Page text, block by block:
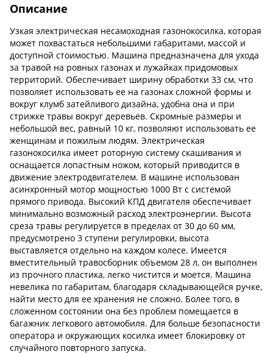
Описание
Узкая электрическая несамоходная газонокосилка, которая
может похвастаться небольшими габаритами, массой и
доступной стоимостью. Машина предназначена для ухода
за травой на ровных газонах и лужайках придомовых
территорий. Обеспечивает ширину обработки 33 см, что
позволяет использовать ее на газонах сложной формы и
вокруг клумб затейливого дизайна, удобна она и при
стрижке травы вокруг деревьев. Скромные размеры и
небольшой вес, равный 10 кг, позволяют использовать ее
женщинам и пожилым людям. Электрическая
газонокосилка имеет роторную систему скашивания и
оснащается лопастным ножом, который приводится в
движение электродвигателем. В машине использован
асинхронный мотор мощностью 1000 Вт с системой
прямого привода. Высокий КПД двигателя обеспечивает
минимально возможный расход электроэнергии. Высота
среза травы регулируется в пределах от 30 до 60 мм,
предусмотрено 3 ступени регулировки, высота
выставляется отдельно на каждом колесе. Имеется
вместительный травосборник объемом 28 л, он выполнен
из прочного пластика, легко чистится и моется. Машина
невелика по габаритам, благодаря складывающейся ручке,
найти место для ее хранения не сложно. Более того, в
сложенном состоянии она без проблем помещается в
багажник легкового автомобиля. Для больше безопасности
оператора и окружающих косилка имеет блокировку от
случайного повторного запуска.